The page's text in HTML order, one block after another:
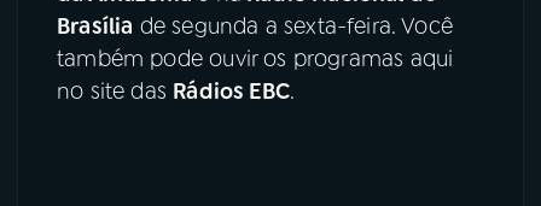
TikTok
Brasília de segunda a sexta-feira. Você
também pode ouvir os programas aqui
no site das Rádios EBC.